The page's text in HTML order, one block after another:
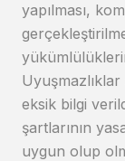
yapılması,
Uyuşmazlıklar
eksik bilgi
şartlarının
uygun olup